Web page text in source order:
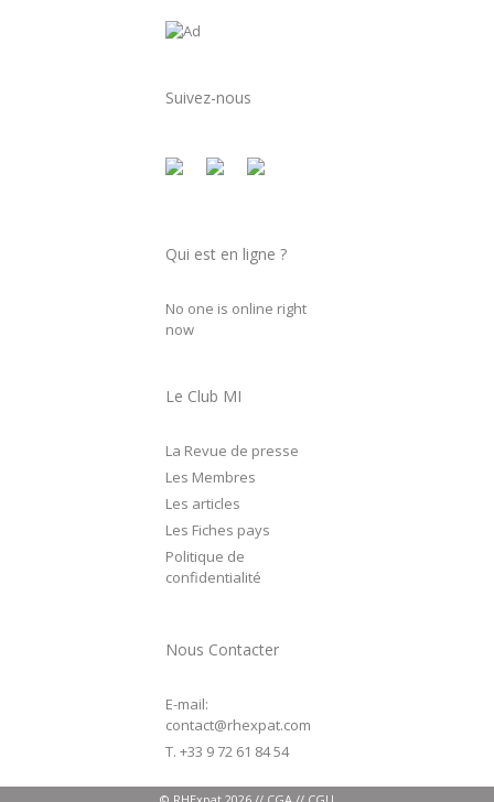
Suivez-nous
Qui est en ligne ?
No one is online right
now
Le Club MI
La Revue de presse
Les Membres
Les articles
Les Fiches pays
Politique de
confidentialité
Nous Contacter
E-mail:
contact@rhexpat.com
T. +33 9 72 61 84 54
© RHExpat 2026 // CGA // CGU